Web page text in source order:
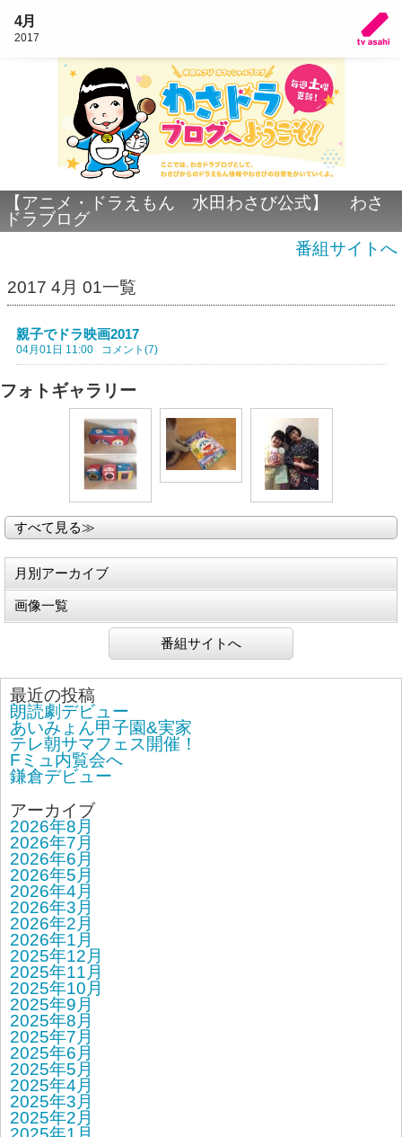
4月
2017
【アニメ・ドラえもん 水田わさび公式】 わさ
ドラブログ
番組サイトへ
2017 4月 01一覧
親子でドラ映画2017
04月01日 11:00 コメント(7)
フォトギャラリー
すべて見る≫
月別アーカイブ
画像一覧
番組サイトへ
最近の投稿
朗読劇デビュー
あいみょん甲子園&実家
テレ朝サマフェス開催！
Fミュ内覧会へ
鎌倉デビュー
アーカイブ
2026年8月
2026年7月
2026年6月
2026年5月
2026年4月
2026年3月
2026年2月
2026年1月
2025年12月
2025年11月
2025年10月
2025年9月
2025年8月
2025年7月
2025年6月
2025年5月
2025年4月
2025年3月
2025年2月